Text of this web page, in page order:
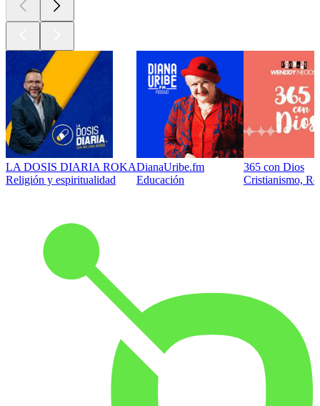
LA DOSIS DIARIA ROKA
Religión y espiritualidad
DianaUribe.fm
Educación
365 con Dios
Cristianismo,